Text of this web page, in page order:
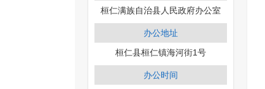
桓仁满族自治县人民政府办公室
办公地址
桓仁县桓仁镇海河街1号
办公时间